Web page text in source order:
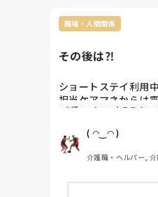
職場・人間関係
その後は⁈
ショートステイ利用
担当ケアマネからは
管理者は何もできな
ᕦ(ò_óˇ)ᕤ
ケアマネとのやり取
いた。答えはやって
担当者会議に出て何
会議 ショートステイ
( ◠‿◠ )
介護職・ヘルパー,